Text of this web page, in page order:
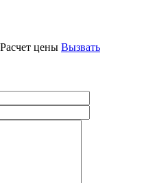
Расчет цены Вызвать